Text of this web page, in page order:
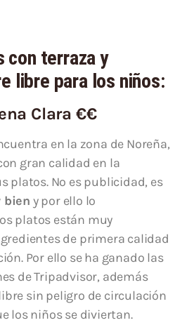
con terraza y
libre para los niños:
Clara €€
en la zona de Noreña,
gran calidad en la
platos. No es publicidad, es
bien y por ello lo
platos están muy
de primera calidad
Por ello se ha ganado las
de Tripadvisor, además
sin peligro de circulación
los niños se diviertan.